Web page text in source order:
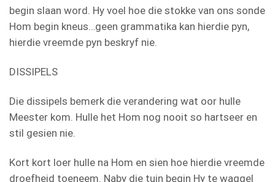
begin slaan word. Hy voel hoe die stokke van ons sonde
Hom begin kneus…geen grammatika kan hierdie pyn,
hierdie vreemde pyn beskryf nie.
DISSIPELS
Die dissipels bemerk die verandering wat oor hulle
Meester kom. Hulle het Hom nog nooit so hartseer en
stil gesien nie.
Kort kort loer hulle na Hom en sien hoe hierdie vreemde
droefheid toeneem. Naby die tuin begin Hy te waggel